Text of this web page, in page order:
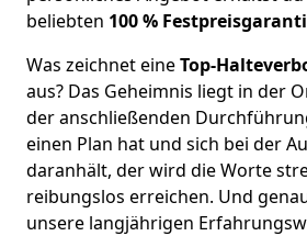
beliebten 100 %
Was zeichnet eineTop-
aus? Das Geheimnis liegt in der
der anschließenden
einen Plan hat und sich bei der
daranhält, der wird die Worte
reibungslos erreichen. Und
unsere langjährigen